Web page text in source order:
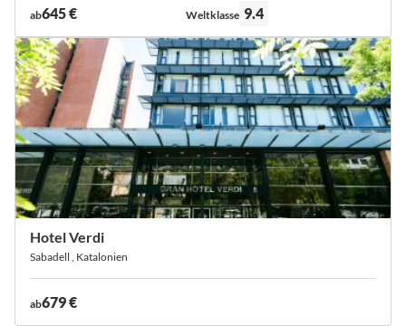
ab645 € Bewertung:
Weltklasse 9.4
Hotel Verdi
Sabadell , Katalonien
ab679 €